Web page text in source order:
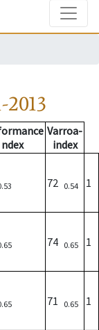
2013
ndex
Varroa-
index
72 0.54 1
74 0.65 1
71 0.65 1